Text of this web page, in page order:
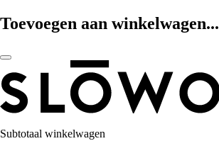
Toevoegen aan winkelwagen...
Subtotaal winkelwagen